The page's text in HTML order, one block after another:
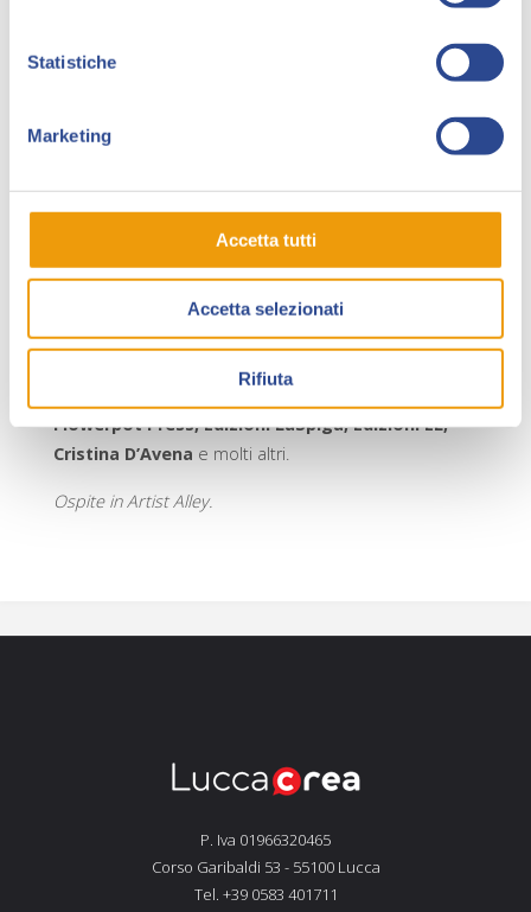
Statistiche
Marketing
Accetta tutti
Accetta selezionati
Rifiuta
appende disegni e cornici storte in giro per Lucca
Ha vinto la prima edizione del
Pierlambicchi di Prato
Bologna per il suo Annual.
sui pattini e si diverte a far fuori orde di zombie con
Flowerpot Press, Edizioni LaSpiga, Edizioni EL,
Cristina D’Avena e molti altri.
Ospite in Artist Alley.
P. Iva 01966320465
Corso Garibaldi 53 - 55100 Lucca
Tel. +39 0583 401711